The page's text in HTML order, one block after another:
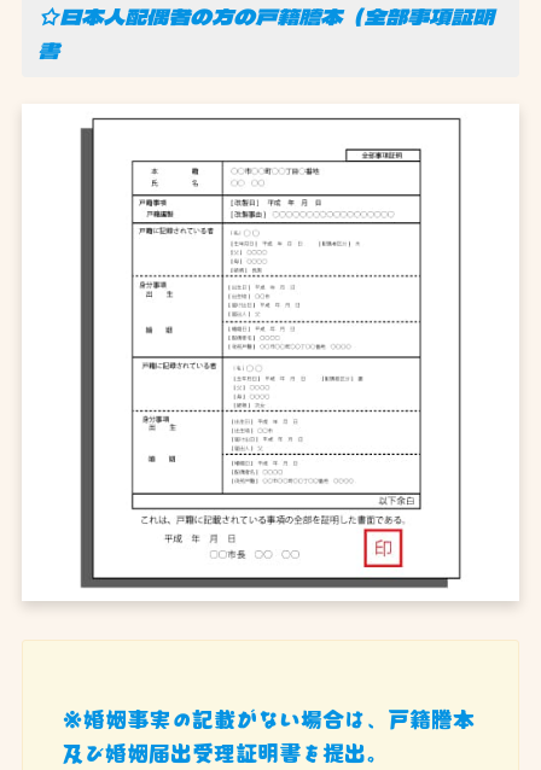
☆日本人配偶者の方の戸籍謄本（全部事項証明
書
※婚姻事実の記載がない場合は、戸籍謄本
及び婚姻届出受理証明書を提出。